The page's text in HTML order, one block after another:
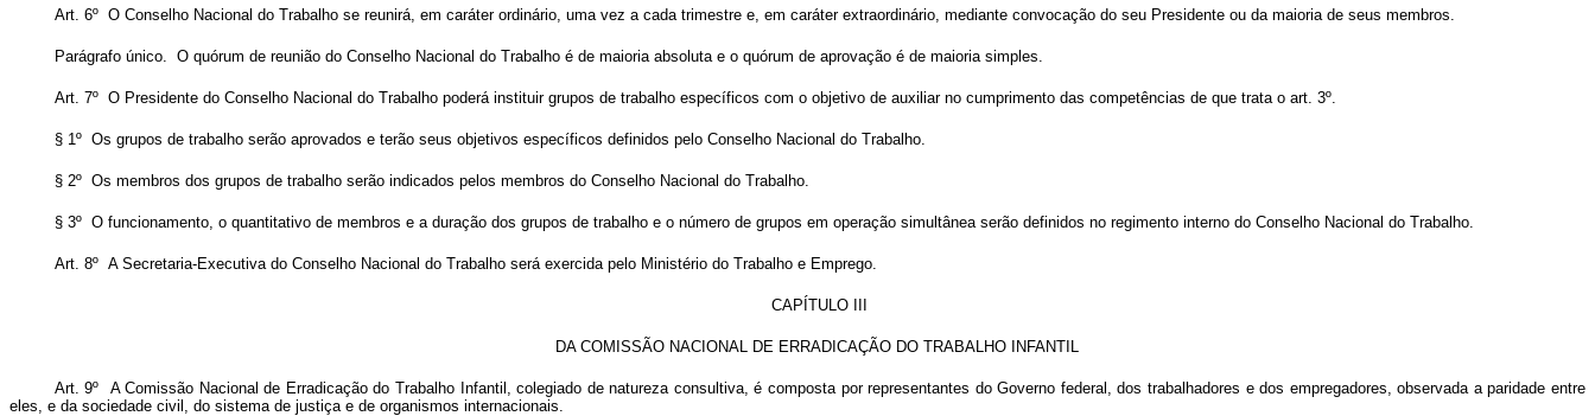
Art. 6º O Conselho Nacional do Trabalho se reunirá, em caráter ordinário, uma vez a cada trimestre e, em caráter extraordinário, mediante convocação do seu Presidente ou da maioria de seus membros.
Parágrafo único. O quórum de reunião do Conselho Nacional do Trabalho é de maioria absoluta e o quórum de aprovação é de maioria simples.
Art. 7º O Presidente do Conselho Nacional do Trabalho poderá instituir grupos de trabalho específicos com o objetivo de auxiliar no cumprimento das competências de que trata o art. 3º.
§ 1º Os grupos de trabalho serão aprovados e terão seus objetivos específicos definidos pelo Conselho Nacional do Trabalho.
§ 2º Os membros dos grupos de trabalho serão indicados pelos membros do Conselho Nacional do Trabalho.
§ 3º O funcionamento, o quantitativo de membros e a duração dos grupos de trabalho e o número de grupos em operação simultânea serão definidos no regimento interno do Conselho Nacional do Trabalho.
Art. 8º A Secretaria-Executiva do Conselho Nacional do Trabalho será exercida pelo Ministério do Trabalho e Emprego.
CAPÍTULO III
DA COMISSÃO NACIONAL DE ERRADICAÇÃO DO TRABALHO INFANTIL
Art. 9º A Comissão Nacional de Erradicação do Trabalho Infantil, colegiado de natureza consultiva, é composta por representantes do Governo federal, dos trabalhadores e dos empregadores, observada a paridade entre
eles, e da sociedade civil, do sistema de justiça e de organismos internacionais.